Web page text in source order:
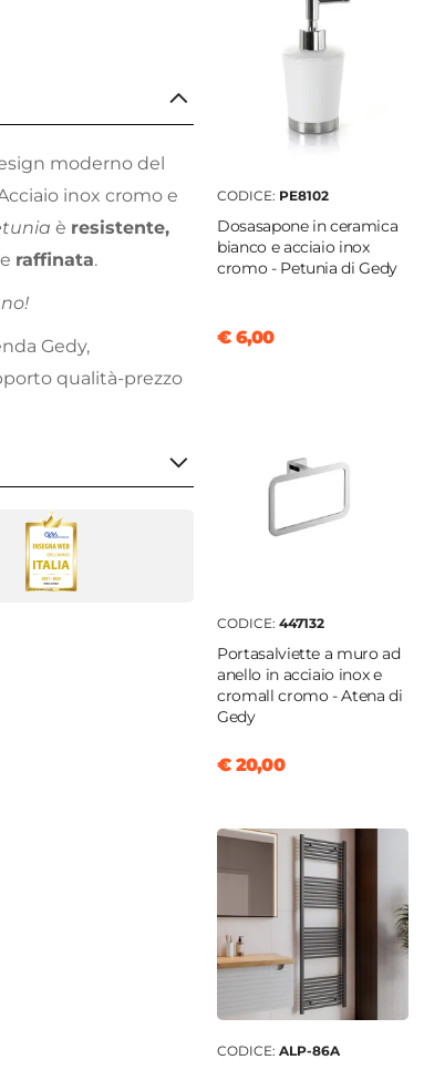
moderno del
inox cromo e
è resistente,
raffinata.
Gedy,
qualità-prezzo
CODICE: PE8102
Dosasapone in ceramica
bianco e acciaio inox
cromo - Petunia di Gedy
€ 6,00
CODICE: 447132
Portasalviette a muro ad
anello in acciaio inox e
cromall cromo - Atena di
Gedy
€ 20,00
CODICE: ALP-86A